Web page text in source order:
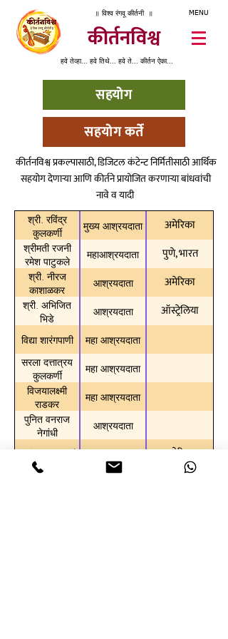
॥ विश्व रंगवू कीर्तनी ॥
कीर्तनविश्व
MENU
हवे तेव्हा... हवे तिथे... हवे ते... कीर्तन ऐका...
सहयोग
सहयोग कर्ते
कीर्तनविश्व प्रकल्पासाठी, डिजिटल कंटेन्ट निर्मितीसाठी आर्थिक
सहयोग देणाऱ्या आणि कीर्तने प्रायोजित करणाऱ्या बांधवांची
नावे व यादी
श्री. रविंद्र
कुलकर्णी
मुख्य आश्रयदाता अमेरिका
श्रीमती रजनी
रमेश पाटुकले
महाआश्रयदाता पुणे, भारत
श्री. नीरज
काशाळकर
आश्रयदाता अमेरिका
श्री. अभिजित
भिडे
आश्रयदाता ऑस्ट्रेलिया
विद्या शारंगपाणी
महा आश्रयदाता
सरला दत्तात्रय
कुलकर्णी
महा आश्रयदाता
विजयालक्ष्मी
राडकर
महा आश्रयदाता
पुनित वनराज
नेगांधी
आश्रयदाता
प्रविण कुलकर्णी आश्रयदाता अमेरिका